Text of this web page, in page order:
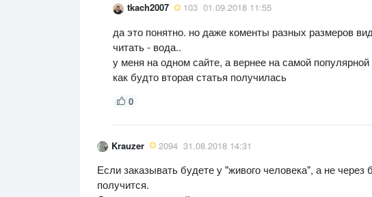
tkach2007 103 01.09.2018 11:55
да это понятно. но даже коменты разных размеров
читать - вода..
у меня на одном сайте, а вернее на самой
как будто вторая статья получилась
0
Krauzer 2094 31.08.2018 14:31
Если заказывать будете у "живого человека", а не
получится.